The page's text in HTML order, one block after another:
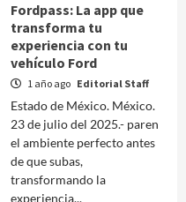
Fordpass: La app que
transforma tu
experiencia con tu
vehículo Ford
1 año ago Editorial Staff
Estado de México. México.
23 de julio del 2025.- paren
el ambiente perfecto antes
de que subas,
transformando la
experiencia...